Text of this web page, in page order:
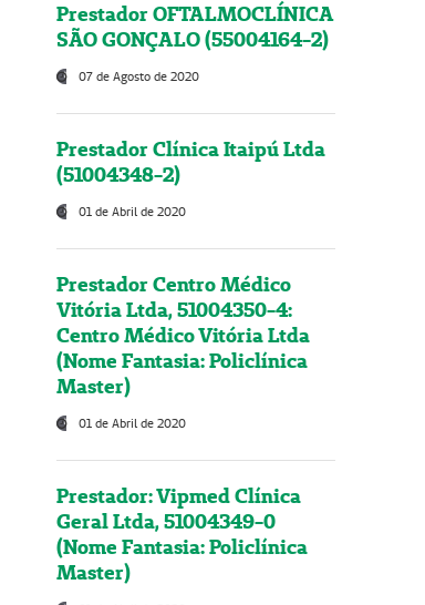
Prestador OFTALMOCLÍNICA
SÃO GONÇALO (55004164-2)
07 de Agosto de 2020
Prestador Clínica Itaipú Ltda
(51004348-2)
01 de Abril de 2020
Prestador Centro Médico
Vitória Ltda, 51004350-4:
Centro Médico Vitória Ltda
(Nome Fantasia: Policlínica
Master)
01 de Abril de 2020
Prestador: Vipmed Clínica
Geral Ltda, 51004349-0
(Nome Fantasia: Policlínica
Master)